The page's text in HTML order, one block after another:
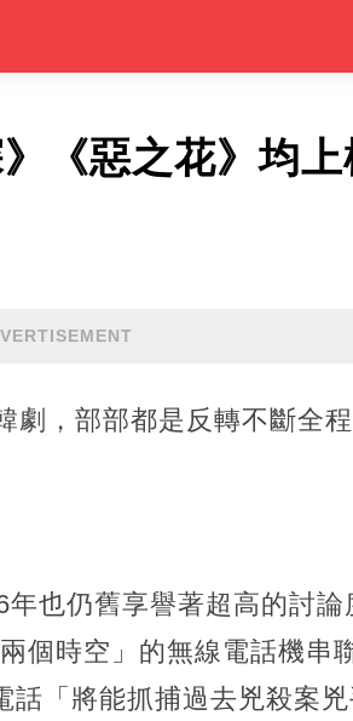
《惡之花》均
劇，部部都是反轉不斷全
也仍舊享譽著超高的討論
個時空」的無線電話機串
「將能抓捕過去兇殺案